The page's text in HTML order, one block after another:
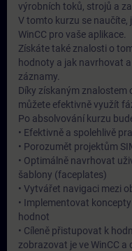
výrobních toků, strojů a
V tomto kurzu se naučíte,
WinCC pro vaše aplikace.
Získáte také znalosti o
hodnoty a jak navrhovat
záznamy.
Díky získaným znalostem
můžete efektivně využít
Po absolvování kurzu
• Efektivně a spolehlivě
• Porozumět projektům
• Optimálně navrhovat
šablony (faceplates)
• Vytvářet navigaci mezi
• Implementovat
hodnot
• Cíleně přistupovat k
zobrazovat je ve WinCC a